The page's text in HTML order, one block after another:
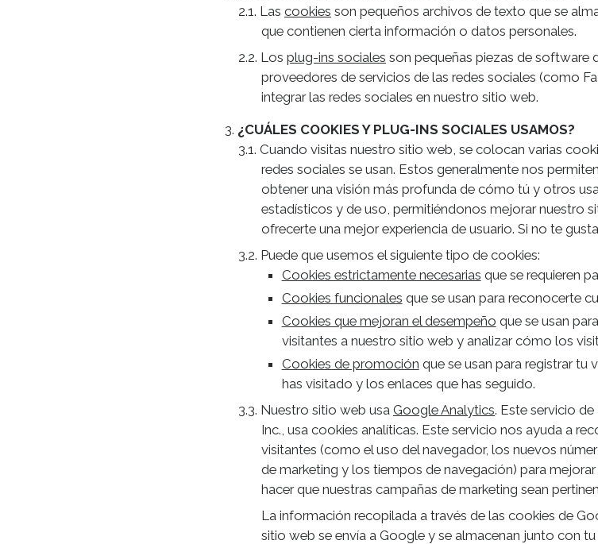
Las cookies son pequeños archivos de texto que se
que contienen cierta información o datos personales.
Los plug-ins sociales son pequeñas piezas de software
proveedores de servicios de las redes sociales (como
integrar las redes sociales en nuestro sitio web.
¿CUÁLES COOKIES Y PLUG-INS SOCIALES USAMOS?
Cuando visitas nuestro sitio web, se colocan varias
redes sociales se usan. Estos generalmente nos
obtener una visión más profunda de cómo tú y otros
estadísticos y de uso, permitiéndonos mejorar nuestro
ofrecerte una mejor experiencia de usuario. Si no te
Puede que usemos el siguiente tipo de cookies:
Cookies estrictamente necesarias que se requieren
Cookies funcionales que se usan para reconocerte
Cookies que mejoran el desempeño que se usan
visitantes a nuestro sitio web y analizar cómo los
Cookies de promoción que se usan para registrar tu
has visitado y los enlaces que has seguido.
Nuestro sitio web usa Google Analytics. Este servicio
Inc., usa cookies analíticas. Este servicio nos ayuda a
visitantes (como el uso del navegador, los nuevos
de marketing y los tiempos de navegación) para
hacer que nuestras campañas de marketing sean
La información recopilada a través de las cookies de
sitio web se envía a Google y se almacenan junto con